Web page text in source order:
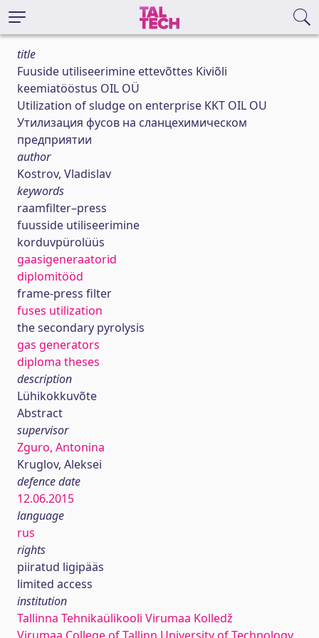
title
Fuuside utiliseerimine ettevõttes Kiviõli
keemiatööstus OIL OÜ
Utilization of sludge on enterprise KKT OIL OU
Утилизация фусов на сланцехимическом
предприятии
author
Kostrov, Vladislav
keywords
raamfilter–press
fuusside utiliseerimine
korduvpürolüüs
gaasigeneraatorid
diplomitööd
frame-press filter
fuses utilization
the secondary pyrolysis
gas generators
diploma theses
description
Lühikokkuvõte
Abstract
supervisor
Zguro, Antonina
Kruglov, Aleksei
defence date
12.06.2015
language
rus
rights
piiratud ligipääs
limited access
institution
Tallinna Tehnikaülikooli Virumaa Kolledž